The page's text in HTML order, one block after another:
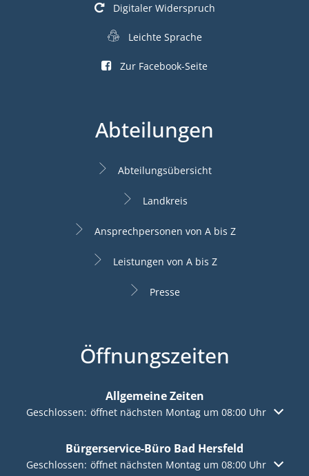
Digitaler Widerspruch
Leichte Sprache
Zur Facebook-Seite
Abteilungen
Abteilungsübersicht
Landkreis
Ansprechpersonen von A bis Z
Leistungen von A bis Z
Presse
Öffnungszeiten
Allgemeine Zeiten
Klicken, um weitere Öffnungs- oder Schließzeiten
Geschlossen: öffnet nächsten Montag um 08:00 Uhr
Bürgerservice-Büro Bad Hersfeld
Klicken, um weitere Öffnungs- oder Schließzeiten
Geschlossen: öffnet nächsten Montag um 08:00 Uhr